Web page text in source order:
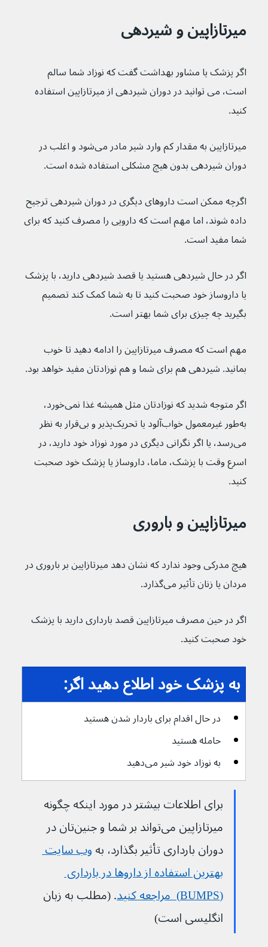
میرتازاپین و شیردهی
اگر پزشک یا مشاور بهداشت گفت که نوزاد شما سالم
است، می توانید در دوران شیردهی از میرتازاپین استفاده
کنید.
میرتازاپین به مقدار کم وارد شیر مادر می‌شود و اغلب در
دوران شیردهی بدون هیچ مشکلی استفاده شده است.
اگرچه ممکن است داروهای دیگری در دوران شیردهی ترجیح
داده شوند، اما مهم است که دارویی را مصرف کنید که برای
شما مفید است.
اگر در حال شیردهی هستید یا قصد شیردهی دارید، با پزشک
یا داروساز خود صحبت کنید تا به شما کمک کند تصمیم
بگیرید چه چیزی برای شما بهتر است.
مهم است که مصرف میرتازاپین را ادامه دهید تا خوب
بمانید. شیردهی هم برای شما و هم نوزادتان مفید خواهد بود.
اگر متوجه شدید که نوزادتان مثل همیشه غذا نمی‌خورد،
به‌طور غیرمعمول خواب‌آلود یا تحریک‌پذیر و بی‌قرار به نظر
می‌رسد، یا اگر نگرانی دیگری در مورد نوزاد خود دارید، در
اسرع وقت با پزشک، ماما، داروساز یا پزشک خود صحبت
کنید.
میرتازاپین و باروری
هیچ مدرکی وجود ندارد که نشان دهد میرتازاپین بر باروری در
مردان یا زنان تأثیر می‌گذارد.
اگر در حین مصرف میرتازاپین قصد بارداری دارید با پزشک
خود صحبت کنید.
به پزشک خود اطلاع دهید اگر:
در حال اقدام برای باردار شدن هستید
حامله هستید
به نوزاد خود شیر می‌دهید
برای اطلاعات بیشتر در مورد اینکه چگونه
میرتازاپین می‌تواند بر شما و جنین‌تان در
دوران بارداری تأثیر بگذارد، به وب سایت
بهترین استفاده از داروها در بارداری
(BUMPS)  مراجعه کنید
. (مطلب به زبان
انگلیسی است)